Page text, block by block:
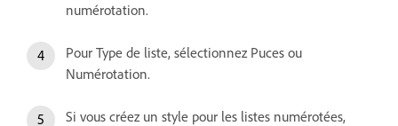
numérotation.
Pour Type de liste, sélectionnez Puces ou
Numérotation.
Si vous créez un style pour les listes numérotées,